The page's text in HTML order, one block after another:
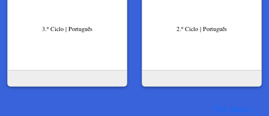
3.º Ciclo | Português 2.º Ciclo | Português
Ver mais